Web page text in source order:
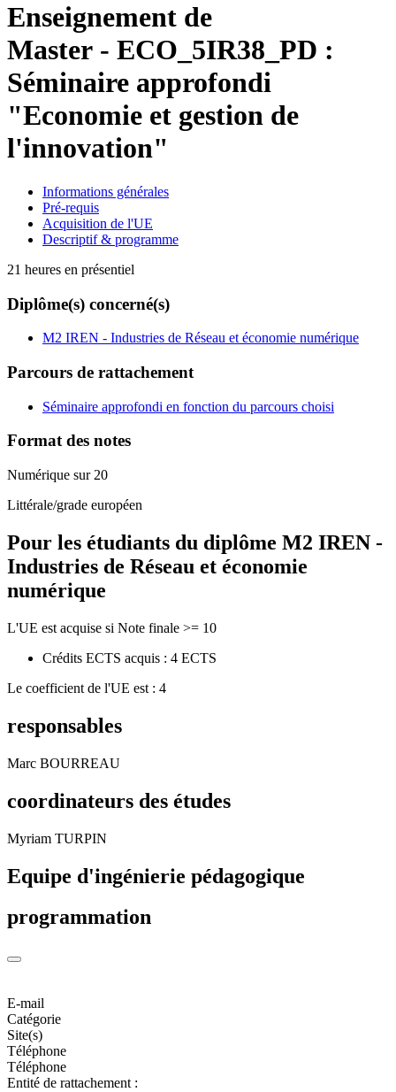
Enseignement de
Master - ECO_5IR38_PD :
Séminaire approfondi
"Economie et gestion de
l'innovation"
Informations générales
Pré-requis
Acquisition de l'UE
Descriptif & programme
21 heures en présentiel
Diplôme(s) concerné(s)
M2 IREN - Industries de Réseau et économie numérique
Parcours de rattachement
Séminaire approfondi en fonction du parcours choisi
Format des notes
Numérique sur 20
Littérale/grade européen
Pour les étudiants du diplôme M2 IREN -
Industries de Réseau et économie
numérique
L'UE est acquise si Note finale >= 10
Crédits ECTS acquis : 4 ECTS
Le coefficient de l'UE est : 4
responsables
Marc BOURREAU
coordinateurs des études
Myriam TURPIN
Equipe d'ingénierie pédagogique
programmation
E-mail
Catégorie
Site(s)
Téléphone
Téléphone
Entité de rattachement :